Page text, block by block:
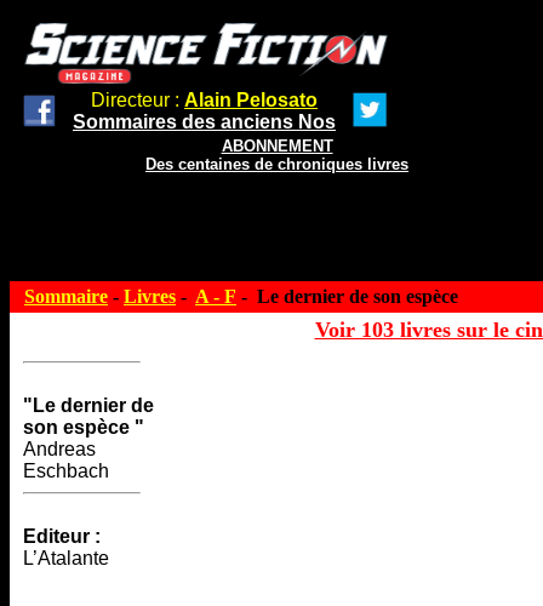
Directeur : Alain Pelosato
Sommaires des anciens Nos
ABONNEMENT
Des centaines de chroniques livres
Sommaire - Livres - A - F - Le dernier de son espèce
Voir 103 livres sur le
"Le dernier de
son espèce "
Andreas
Eschbach
Editeur :
L’Atalante